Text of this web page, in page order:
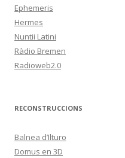
Ephemeris
Hermes
Nuntii Latini
Ràdio Bremen
Radioweb2.0
RECONSTRUCCIONS
Balnea d’Ilturo
Domus en 3D